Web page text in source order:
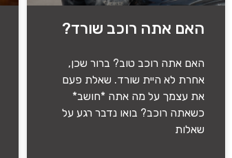
האם אתה רוכב שורד?
האם אתה רוכב טוב? ברור שכן,
אחרת לא היית שורד. שאלת פעם
את עצמך על מה אתה *חושב*
כשאתה רוכב? בואו נדבר רגע על
שאלות